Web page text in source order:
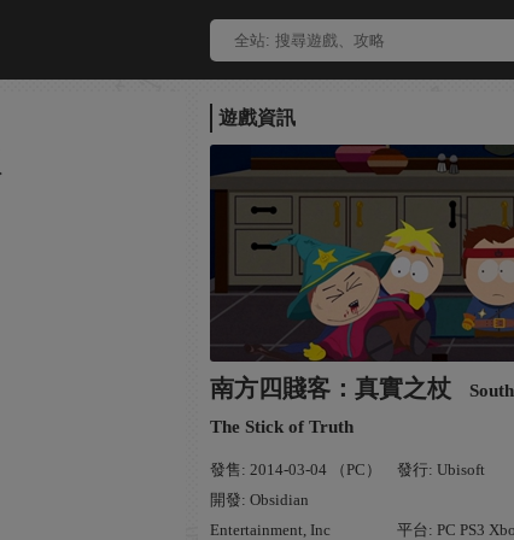
遊戲資訊
南方四賤客：真實之杖
The Stick of Truth
發售: 2014-03-04 （PC）
發行: Ubisoft
開發: Obsidian
Entertainment, Inc
平台: PC PS3